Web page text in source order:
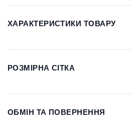
покупців
ХАРАКТЕРИСТИКИ ТОВАРУ
РОЗМІРНА СІТКА
ОБМІН ТА ПОВЕРНЕННЯ